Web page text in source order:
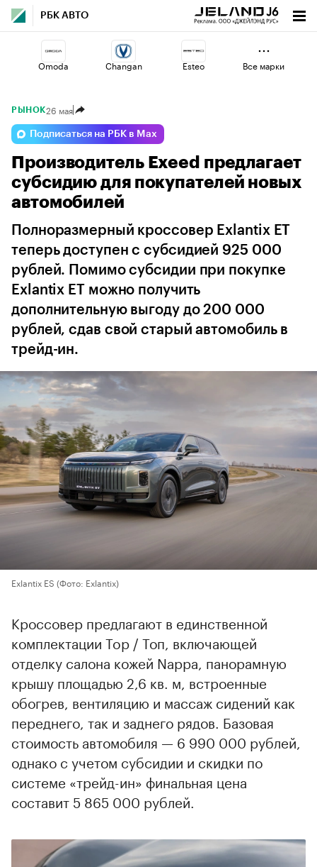
РБК АВТО
Omoda Changan Esteo
Geely
Volga Voyah Haval
Все марки
РЫНОК26 мая
Подписаться на РБК в Max
Производитель Exeed предлагает
субсидию для покупателей новых
автомобилей
Полноразмерный кроссовер Exlantix ET
теперь доступен с субсидией 925 000
рублей. Помимо субсидии при покупке
Exlantix ET можно получить
дополнительную выгоду до 200 000
рублей, сдав свой старый автомобиль в
трейд-ин.
Exlantix ES (Фото: Exlantix)
Кроссовер предлагают в единственной
комплектации Top / Топ, включающей
отделку салона кожей Nappa, панорамную
крышу площадью 2,6 кв. м, встроенные
обогрев, вентиляцию и массаж сидений как
переднего, так и заднего рядов. Базовая
стоимость автомобиля — 6 990 000 рублей,
однако с учетом субсидии и скидки по
системе «трейд-ин» финальная цена
составит 5 865 000 рублей.